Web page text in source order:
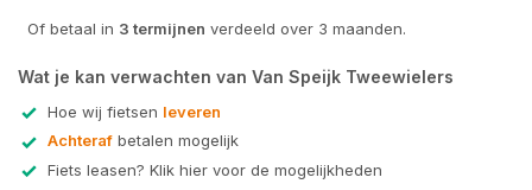
Of betaal in 3 termijnen verdeeld over 3 maanden.
Wat je kan verwachten van Van Speijk Tweewielers
Hoe wij fietsen leveren
Achteraf betalen mogelijk
Fiets leasen? Klik hier voor de mogelijkheden